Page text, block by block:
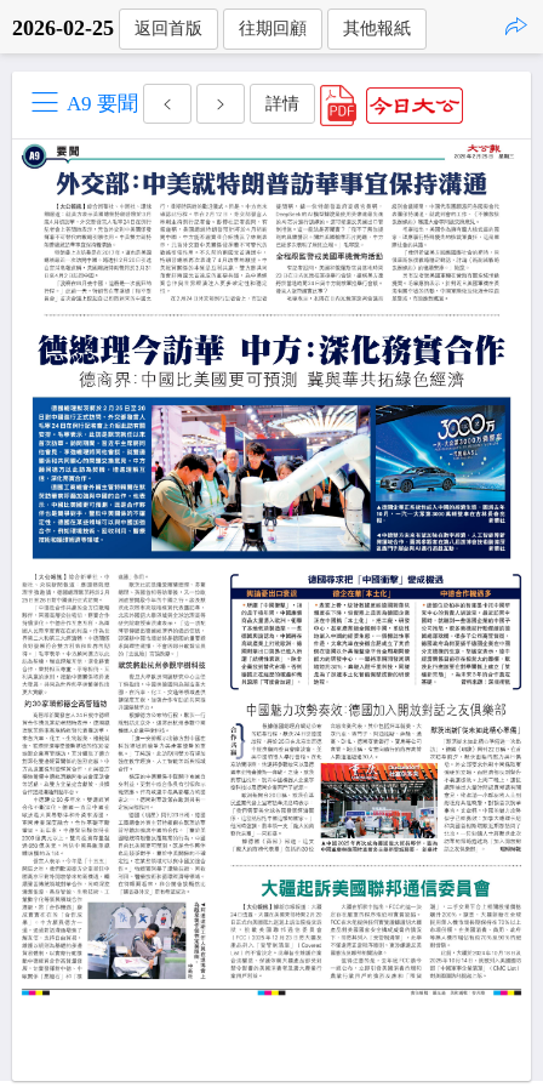
2026-02-25 返回首版 往期回顧 其他報紙
A9 要聞 詳情